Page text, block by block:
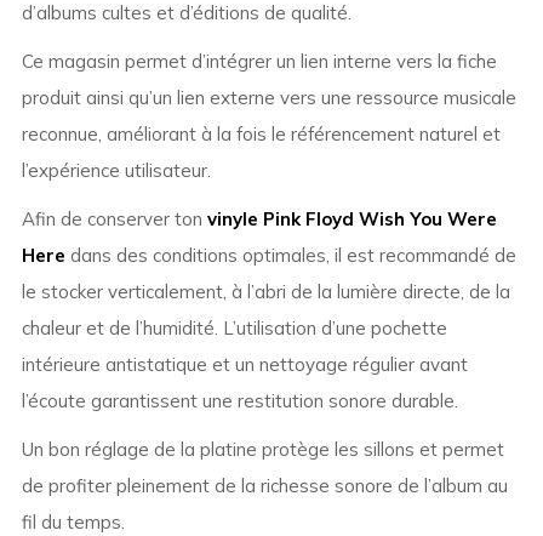
d’albums cultes et d’éditions de qualité.
Ce magasin permet d’intégrer un lien interne vers la fiche
produit ainsi qu’un lien externe vers une ressource musicale
reconnue, améliorant à la fois le référencement naturel et
l’expérience utilisateur.
Afin de conserver ton vinyle Pink Floyd Wish You Were
Here dans des conditions optimales, il est recommandé de
le stocker verticalement, à l’abri de la lumière directe, de la
chaleur et de l’humidité. L’utilisation d’une pochette
intérieure antistatique et un nettoyage régulier avant
l’écoute garantissent une restitution sonore durable.
Un bon réglage de la platine protège les sillons et permet
de profiter pleinement de la richesse sonore de l’album au
fil du temps.